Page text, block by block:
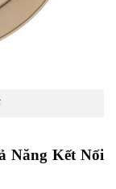
Năng Kết Nối